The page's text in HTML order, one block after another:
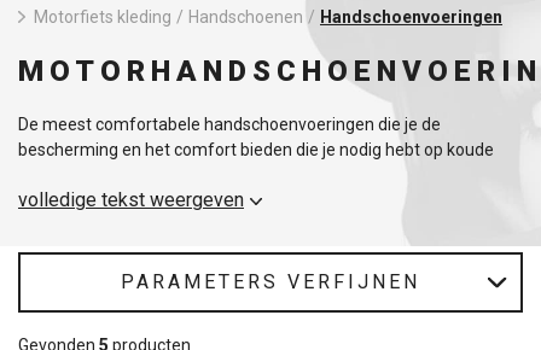
Motorfiets kleding / Handschoenen / Handschoenvoeringen
De meest comfortabele handschoenvoeringen die je de
bescherming en het comfort bieden die je nodig hebt op koude
volledige tekst weergeven
PARAMETERS VERFIJNEN
Gevonden 5 producten